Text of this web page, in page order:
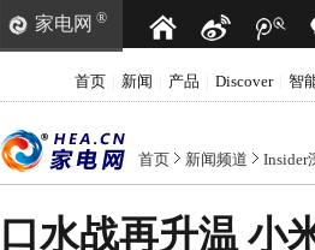
家电网 ®
首页 新闻 产品 Discover 智
首页 新闻频道 Insider
口水战再升温 小